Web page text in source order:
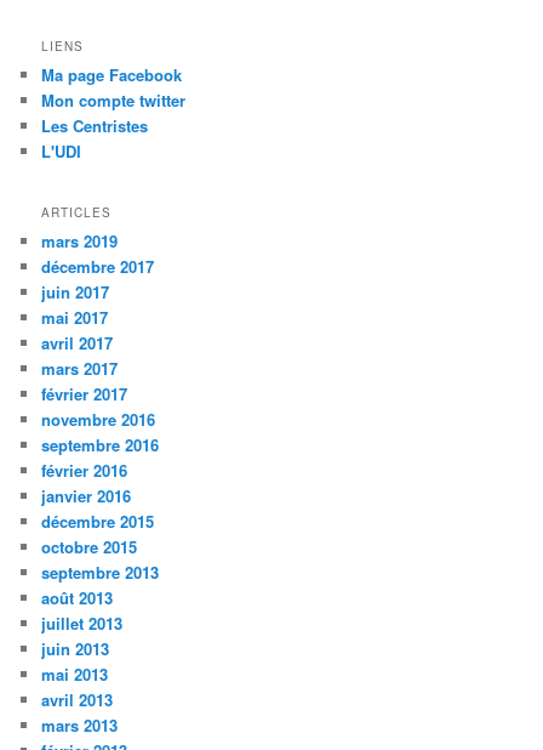
LIENS
Ma page Facebook
Mon compte twitter
Les Centristes
L'UDI
ARTICLES
mars 2019
décembre 2017
juin 2017
mai 2017
avril 2017
mars 2017
février 2017
novembre 2016
septembre 2016
février 2016
janvier 2016
décembre 2015
octobre 2015
septembre 2013
août 2013
juillet 2013
juin 2013
mai 2013
avril 2013
mars 2013